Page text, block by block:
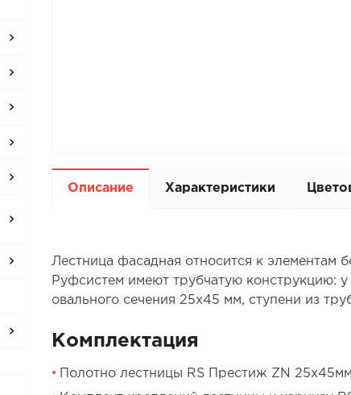
Описание Характеристики
Лестница фасадная относится к элементам
Руфсистем имеют трубчатую конструкцию:
овального сечения 25х45 мм, ступени из
Комплектация
Полотно лестницы RS Престиж ZN